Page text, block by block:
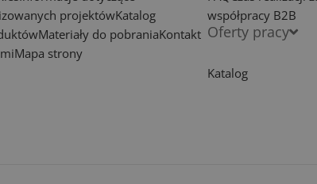
projektówKatalog
Materiały do pobraniaKontakt
Mapa strony
współpracy B2B
Oferty pracy
Katalog